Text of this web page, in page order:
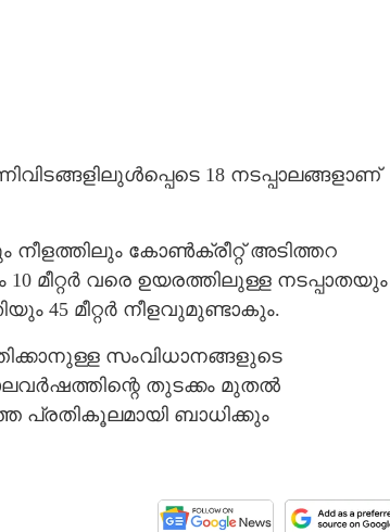
18 നടപ്പാലങ്ങളാണ്
നീളത്തിലും കോൺക്രീറ്റ് അടിത്തറ
10 മീറ്റർ വരെ ഉയരത്തിലുള്ള നടപ്പാതയും
45 മീറ്റർ നീളവുമുണ്ടാകും.
സംവിധാനങ്ങളുടെ
തുടക്കം മുതൽ
പ്രതികൂലമായി ബാധിക്കും